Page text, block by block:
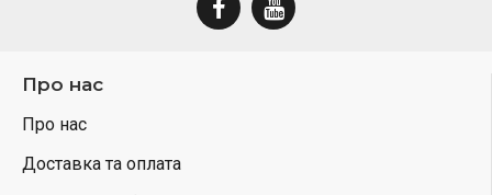
Про нас
Про нас
Доставка та оплата